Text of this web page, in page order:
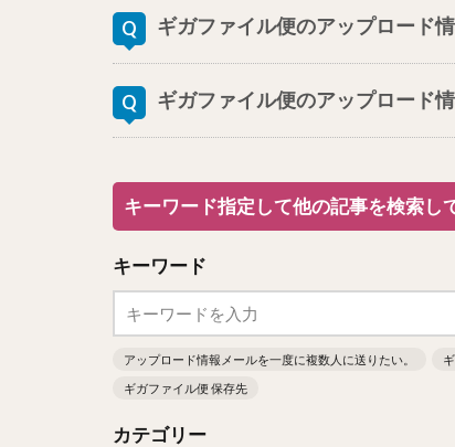
ギガファイル便のアップロード
ギガファイル便のアップロード
キーワード指定して他の記事を検索し
キーワード
アップロード情報メールを一度に複数人に送りたい。
ギガファイル便 保存先
カテゴリー